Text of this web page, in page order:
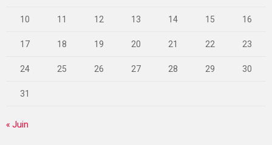
10 11 12 13 14 15 16
17 18 19 20 21 22 23
24 25 26 27 28 29 30
31
« Juin